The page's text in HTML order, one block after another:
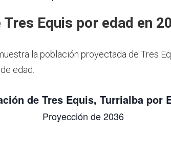
Equis por edad en
la población proyectada de Tres
edad.